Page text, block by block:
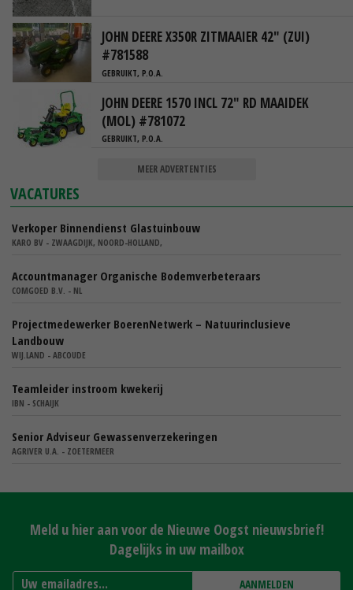
JOHN DEERE X350R ZITMAAIER 42" (ZUI)
#781588
GEBRUIKT, P.O.A.
JOHN DEERE 1570 INCL 72" RD MAAIDEK
(MOL) #781072
GEBRUIKT, P.O.A.
MEER ADVERTENTIES
VACATURES
Verkoper Binnendienst Glastuinbouw
KARO BV - ZWAAGDIJK, NOORD-HOLLAND,
Accountmanager Organische Bodemverbeteraars
COMGOED B.V. - NL
Projectmedewerker BoerenNetwerk – Natuurinclusieve
Landbouw
WIJ.LAND - ABCOUDE
Teamleider instroom kwekerij
IBN - SCHAIJK
Senior Adviseur Gewassenverzekeringen
AGRIVER U.A. - ZOETERMEER
Meld u hier aan voor de Nieuwe Oogst nieuwsbrief!
Dagelijks in uw mailbox
AANMELDEN